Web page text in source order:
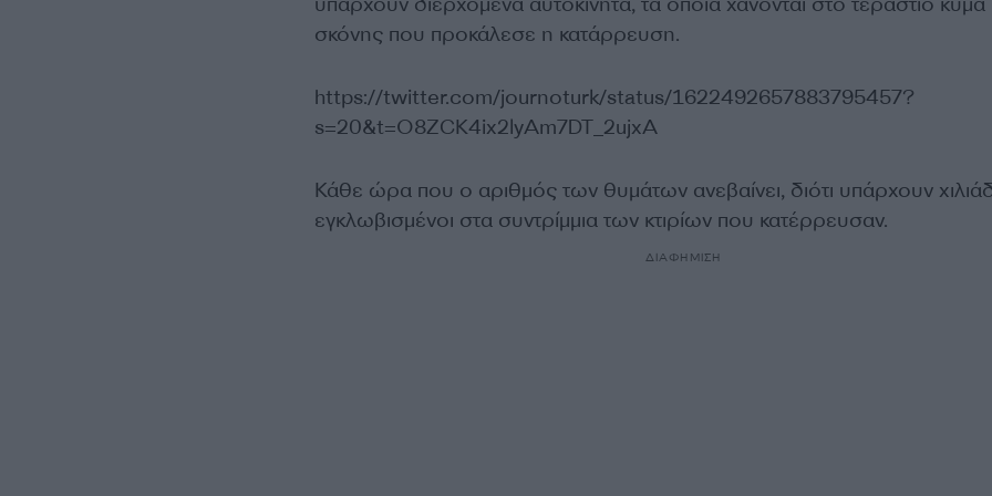
σκόνης που προκάλεσε η κατάρρευση.
https://twitter.com/journoturk/status/1622492657883795457?
s=20&t=O8ZCK4ix2lyAm7DT_2ujxA
Κάθε ώρα που ο αριθμός των θυμάτων ανεβαίνει, διότι υπάρχουν
εγκλωβισμένοι στα συντρίμμια των κτιρίων που κατέρρευσαν.
ΔΙΑΦΗΜΙΣΗ